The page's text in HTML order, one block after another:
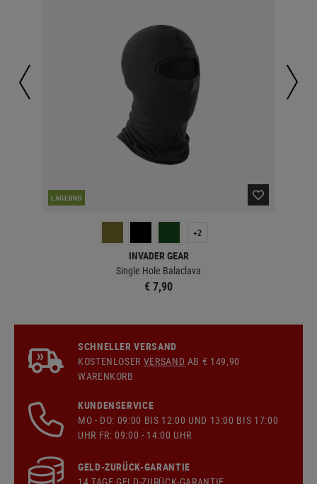
LAGERND
+2
INVADER GEAR
Single Hole Balaclava
€ 7,90
SCHNELLER VERSAND
KOSTENLOSER VERSAND AB € 149,90
WARENKORB
KUNDENSERVICE
MO - DO: 09:00 BIS 12:00 UND 13:00 BIS 17:00
UHR FR: 09:00 - 14:00 UHR
GELD-ZURÜCK-GARANTIE
14 TAGE GELD-ZURÜCK-GARANTIE